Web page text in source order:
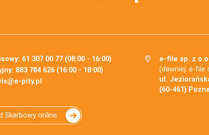
61 307 00 77 (08:00 - 16:00)
883 784 626 (16:00 - 18:00)
pity.pl
e-file sp. z
(dawniej: e-file
ul.
(60-461)
Skarbowy online